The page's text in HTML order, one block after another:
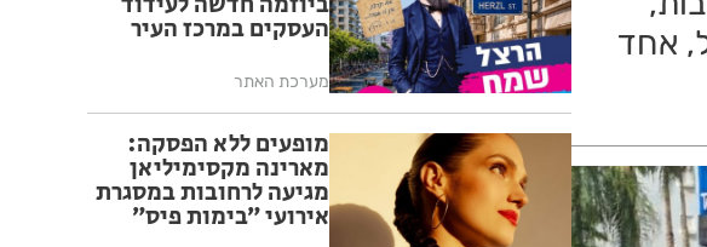
אחד
העסקים במרכז העיר
מערכת האתר
מופעים ללא הפסקה:
מארינה מקסימיליאן
מגיעה לרחובות במסגרת
אירועי ״בימות פיס״